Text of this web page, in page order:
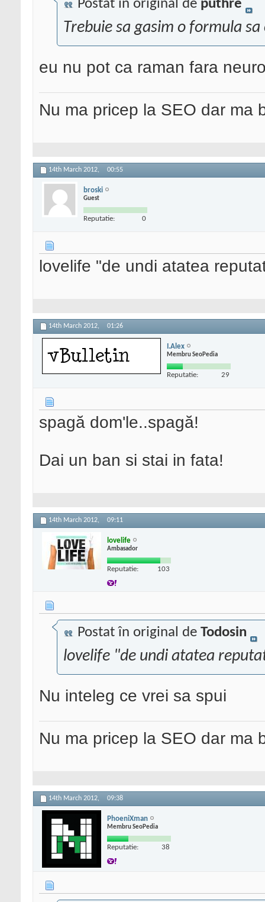
Postat în original de puthre
Trebuie sa gasim o formula
eu nu pot ca raman fara
Nu ma pricep la SEO dar ma
14th March 2012, 00:55
broski
Guest
Reputatie: 0
lovelife "de undi atatea
14th March 2012, 01:26
I.Alex
Membru SeoPedia
Reputatie: 29
spagă dom'le..spagă!
Dai un ban si stai in fata!
14th March 2012, 09:11
lovelife
Ambasador
Reputatie: 103
Postat în original de Todosin
lovelife "de undi atatea
Nu inteleg ce vrei sa spui
Nu ma pricep la SEO dar ma
14th March 2012, 09:38
PhoeniXman
Membru SeoPedia
Reputatie: 38